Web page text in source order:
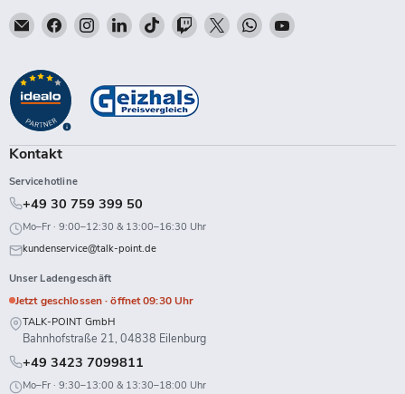
Email
Talk-
Finden
Sie
auf
Facebook
Finden
Sie
auf
Instagram
Finden
Sie
auf
LinkedIn
Finden
Sie
auf
TikTok
Finden
Sie
Twitch
Finden
Sie
Finden
Sie
Finden
Kontakt
Servicehotline
+49 30 759 399 50
Mo–Fr · 9:00–12:30 & 13:00–16:30 Uhr
kundenservice@talk-point.de
Unser Ladengeschäft
Jetzt geschlossen · öffnet 09:30 Uhr
TALK-POINT GmbH
Bahnhofstraße 21, 04838 Eilenburg
+49 3423 7099811
Mo–Fr · 9:30–13:00 & 13:30–18:00 Uhr